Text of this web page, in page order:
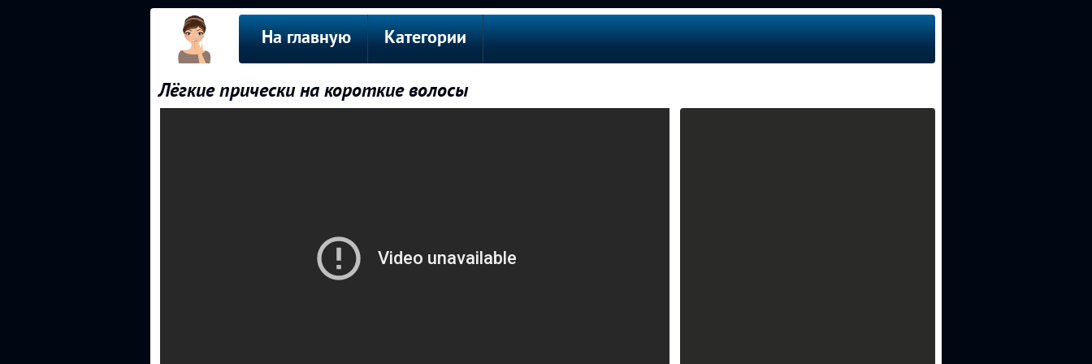
На главную Категории
Лёгкие прически на короткие волосы